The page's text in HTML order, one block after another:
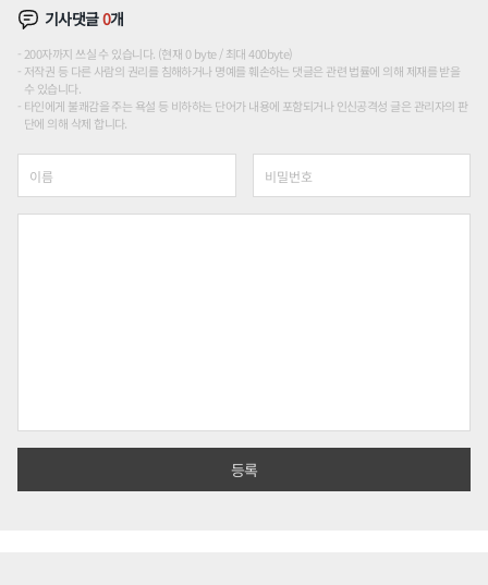
기사댓글0개
200자까지 쓰실 수 있습니다. (현재 0 byte / 최대 400byte)
저작권 등 다른 사람의 권리를 침해하거나 명예를 훼손하는 댓글은 관련 법률에 의해 제재를 받을
수 있습니다.
타인에게 불쾌감을 주는 욕설 등 비하하는 단어가 내용에 포함되거나 인신공격성 글은 관리자의 판
단에 의해 삭제 합니다.